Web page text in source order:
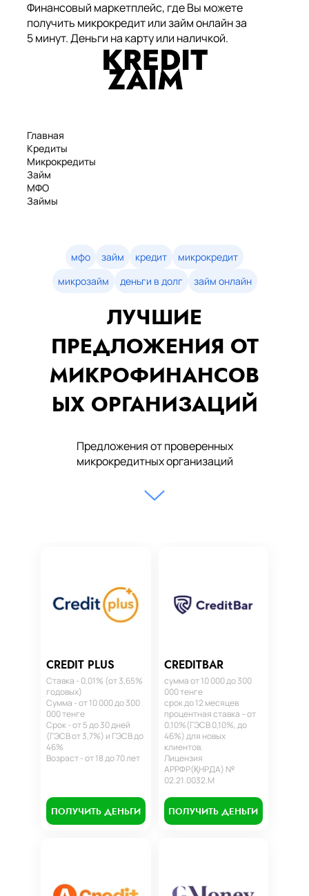
Финансовый маркетплейс, где Вы можете
получить микрокредит или займ онлайн за
5 минут. Деньги на карту или наличкой.
Главная
Кредиты
Микрокредиты
Займ
МФО
Займы
Займы онлайн
Денежные кредиты
мфо займ кредит
микрокредит
микрозайм
деньги в долг займ онлайн
ЛУЧШИЕ
ПРЕДЛОЖЕНИЯ ОТ
МИКРОФИНАНСОВ
ЫХ ОРГАНИЗАЦИЙ
Предложения от проверенных
микрокредитных организаций
CREDIT PLUS
Ставка - 0,01% (от 3,65%
годовых)
Сумма - от 10 000 до 300
000 тенге
Срок - от 5 до 30 дней
(ГЭСВ от 3,7%) и ГЭСВ до
46%
Возраст - от 18 до 70 лет
ПОЛУЧИТЬ ДЕНЬГИ
CREDITBAR
сумма от 10 000 до 300
000 тенге
срок до 12 месяцев
процентная ставка – от
0,10%(ГЭСВ 0,10%, до
46%) для новых
клиентов.
Лицензия
АРРФР(ҚНРДА) №
02.21.0032.М
ПОЛУЧИТЬ ДЕНЬГИ